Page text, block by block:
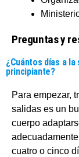
Preguntas y
¿Cuántos días a
principiante?
Para empezar,
salidas es un
cuerpo
cuatro o cinco